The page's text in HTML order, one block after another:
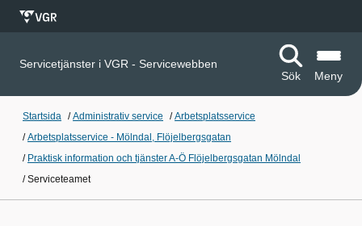
Servicetjänster i VGR - Servicewebben
Sök
Meny
Startsida /Administrativ service /Arbetsplatsservice
/Arbetsplatsservice - Mölndal, Flöjelbergsgatan
/ Praktisk information och tjänster A-Ö Flöjelbergsgatan Mölndal
/Serviceteamet